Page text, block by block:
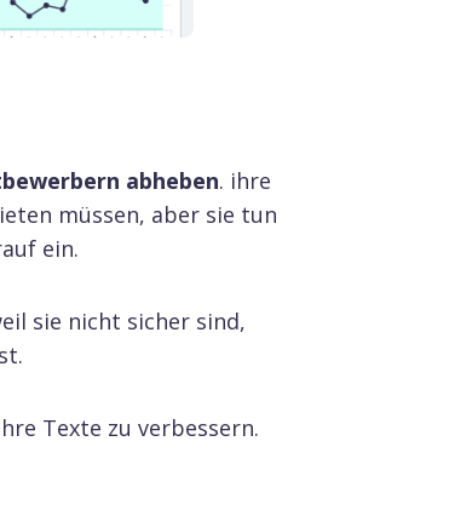
abheben. ihre
müssen, aber sie tun
ein.
sie nicht sicher sind,
Texte zu verbessern.